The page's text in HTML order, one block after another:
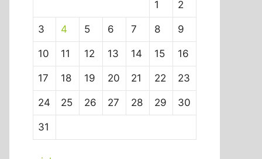
1 2
3 4 5 6 7 8 9
10 11 12 13 14 15 16
17 18 19 20 21 22 23
24 25 26 27 28 29 30
31